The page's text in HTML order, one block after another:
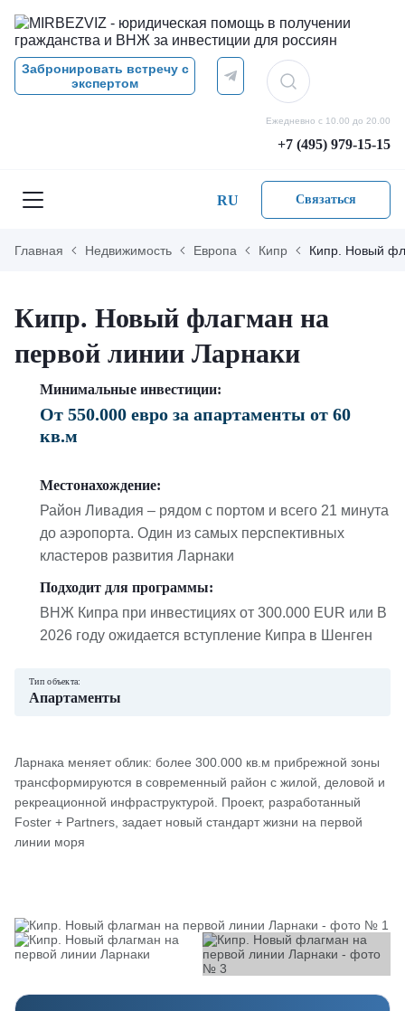
Забронировать встречу с
экспертом
Ежедневно с 10.00 до 20.00
+7 (495) 979-15-15
RU Связаться
Главная Недвижимость Европа Кипр Кипр. Новый
Кипр. Новый флагман на
первой линии Ларнаки
Минимальные инвестиции:
От 550.000 евро за апартаменты от 60
кв.м
Местонахождение:
Район Ливадия – рядом с портом и всего 21 минута
до аэропорта. Один из самых перспективных
кластеров развития Ларнаки
Подходит для программы:
ВНЖ Кипра при инвестициях от 300.000 EUR или В
2026 году ожидается вступление Кипра в Шенген
Тип объекта:
Апартаменты
Ларнака меняет облик: более 300.000 кв.м прибрежной зоны
трансформируются в современный район с жилой, деловой и
рекреационной инфраструктурой. Проект, разработанный
Foster + Partners, задает новый стандарт жизни на первой
линии моря